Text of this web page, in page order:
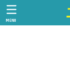
MENU